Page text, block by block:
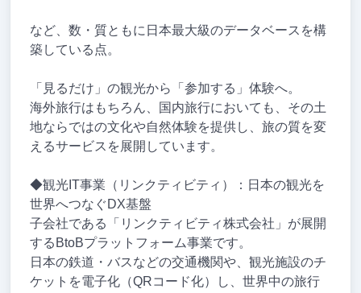
など、数・質ともに日本最大級のデータベースを構
築している点。
「見るだけ」の観光から「参加する」体験へ。
海外旅行はもちろん、国内旅行においても、その土
地ならではの文化や自然体験を提供し、旅の質を変
えるサービスを展開しています。
◆観光IT事業（リンクティビティ）：日本の観光を
世界へつなぐDX基盤
子会社である「リンクティビティ株式会社」が展開
するBtoBプラットフォーム事業です。
日本の鉄道・バスなどの交通機関や、観光施設のチ
ケットを電子化（QRコード化）し、世界中の旅行